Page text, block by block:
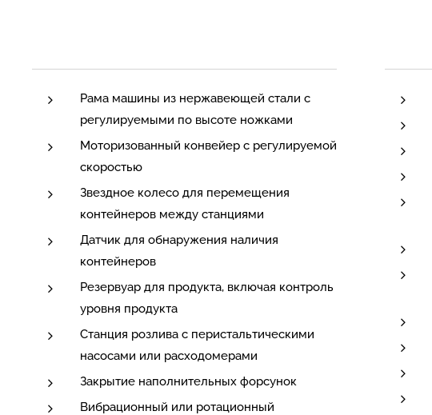
Рама машины из нержавеющей стали с
регулируемыми по высоте ножками
Моторизованный конвейер с регулируемой
скоростью
Звездное колесо для перемещения
контейнеров между станциями
Датчик для обнаружения наличия
контейнеров
Резервуар для продукта, включая контроль
уровня продукта
Станция розлива с перистальтическими
насосами или расходомерами
Закрытие наполнительных форсунок
Вибрационный или ротационный